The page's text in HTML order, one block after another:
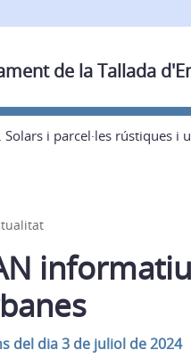
de la Tallada
i parcel·les rústiques i
del dia 3 de juliol de 2024